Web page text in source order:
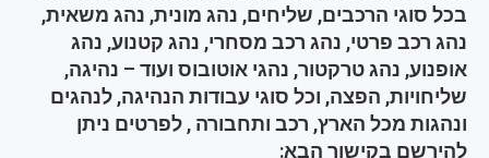
בכל סוגי הרכבים, שליחים, נהג מונית, נהג משאית,
נהג רכב פרטי, נהג רכב מסחרי, נהג קטנוע, נהג
אופנוע, נהג טרקטור, נהגי אוטובוס ועוד – נהיגה,
שליחויות, הפצה, וכל סוגי עבודות הנהיגה, לנהגים
ונהגות מכל הארץ, רכב ותחבורה , לפרטים ניתן
להירשם בקישור הבא: